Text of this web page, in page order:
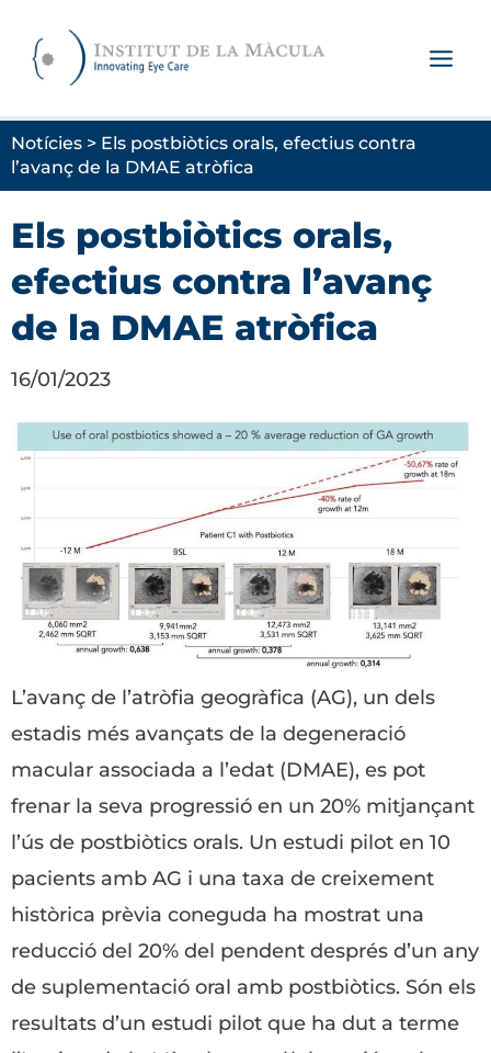
contingut
Notícies > Els postbiòtics orals, efectius contra
l’avanç de la DMAE atròfica
Els postbiòtics orals,
efectius contra l’avanç
de la DMAE atròfica
16/01/2023
L’avanç de l’atròfia geogràfica (AG), un dels
estadis més avançats de la degeneració
macular associada a l’edat (DMAE), es pot
frenar la seva progressió en un 20% mitjançant
l’ús de postbiòtics orals. Un estudi pilot en 10
pacients amb AG i una taxa de creixement
històrica prèvia coneguda ha mostrat una
reducció del 20% del pendent després d’un any
de suplementació oral amb postbiòtics. Són els
resultats d’un estudi pilot que ha dut a terme